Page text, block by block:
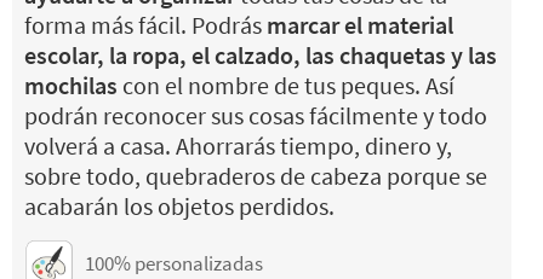
forma más fácil. Podrás marcar el material
escolar, la ropa, el calzado, las chaquetas y las
mochilas con el nombre de tus peques. Así
podrán reconocer sus cosas fácilmente y todo
volverá a casa. Ahorrarás tiempo, dinero y,
sobre todo, quebraderos de cabeza porque se
acabarán los objetos perdidos.
100% personalizadas